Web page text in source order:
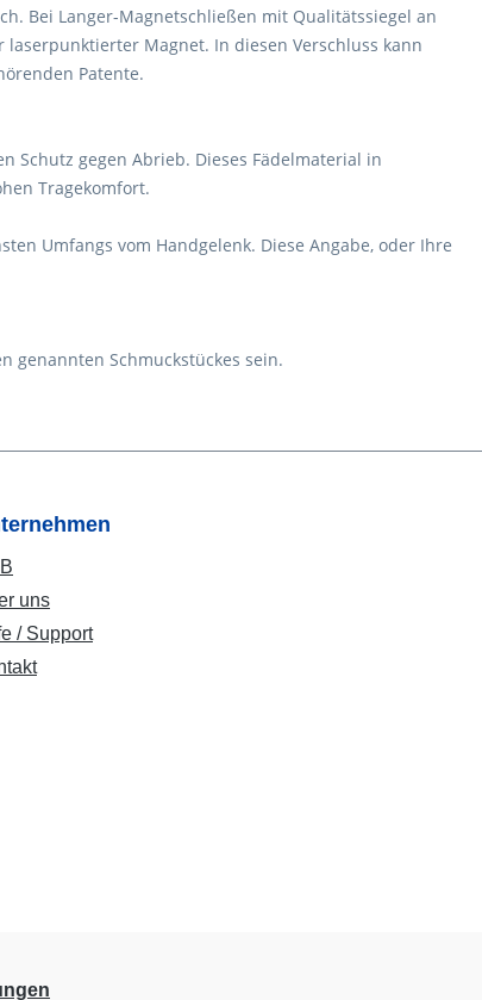
Bei Langer-Magnetschließen mit Qualitätssiegel an
Magnet. In diesen Verschluss kann
Patente.
Schutz gegen Abrieb. Dieses Fädelmaterial in
Tragekomfort.
Umfangs vom Handgelenk. Diese Angabe, oder Ihre
genannten Schmuckstückes sein.
uns
/ Support